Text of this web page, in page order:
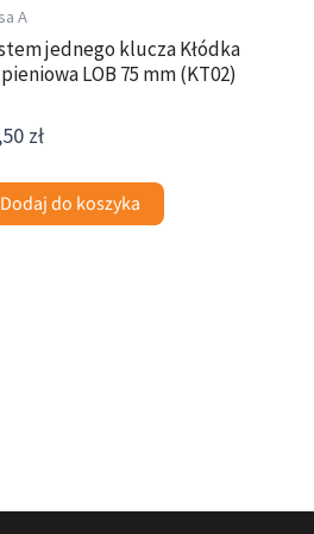
A
jednego klucza Kłódka
LOB 75 mm (KT02)
zł
Dodaj do koszyka